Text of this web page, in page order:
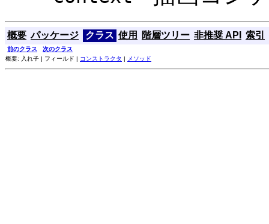
概要 パッケージ クラス 使用 階層ツリー 非推奨 API 索引
前のクラス
次のクラス
概要: 入れ子 | フィールド | コンストラクタ | メソッド